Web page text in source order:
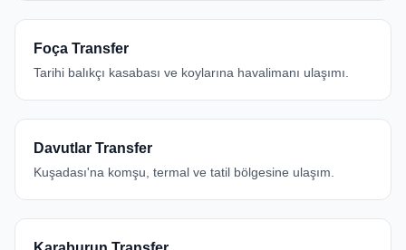
Foça Transfer
Tarihi balıkçı kasabası ve koylarına havalimanı ulaşımı.
Davutlar Transfer
Kuşadası'na komşu, termal ve tatil bölgesine ulaşım.